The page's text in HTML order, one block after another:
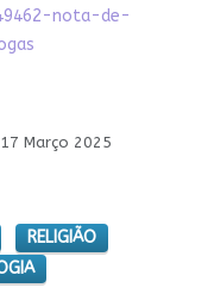
nota-de-
Março 2025
RELIGIÃO